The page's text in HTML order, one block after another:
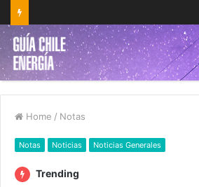
Home / Notas
Notas Noticias Noticias Generales
Trending